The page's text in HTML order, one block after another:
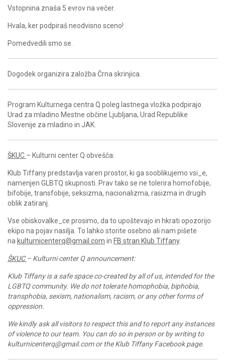
Vstopnina znaša 5 evrov na večer.
Hvala, ker podpiraš neodvisno sceno!
Pomedvedili smo se.
Dogodek organizira založba Črna skrinjica.
Program Kulturnega centra Q poleg lastnega vložka podpirajo
Urad za mladino Mestne občine Ljubljana, Urad Republike
Slovenije za mladino in JAK.
ŠKUC – Kulturni center Q obvešča:
Klub Tiffany predstavlja varen prostor, ki ga sooblikujemo vsi_e,
namenjen GLBTQ skupnosti. Prav tako se ne tolerira homofobije,
bifobije, transfobije, seksizma, nacionalizma, rasizma in drugih
oblik zatiranj.
Vse obiskovalke_ce prosimo, da to upoštevajo in hkrati opozorijo
ekipo na pojav nasilja. To lahko storite osebno ali nam pišete
na kulturnicenterq@gmail.com in FB stran Klub Tiffany.
ŠKUC– Kulturni center Q announcement:
Klub Tiffany is a safe space co-created by all of us, intended for the
LGBTQ community. We do not tolerate homophobia, biphobia,
transphobia, sexism, nationalism, racism, or any other forms of
oppression.
We kindly ask all visitors to respect this and to report any instances
of violence to our team. You can do so in person or by writing to
kulturnicenterq@gmail.com or theKlub Tiffany Facebook page.